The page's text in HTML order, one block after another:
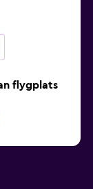
flygplats